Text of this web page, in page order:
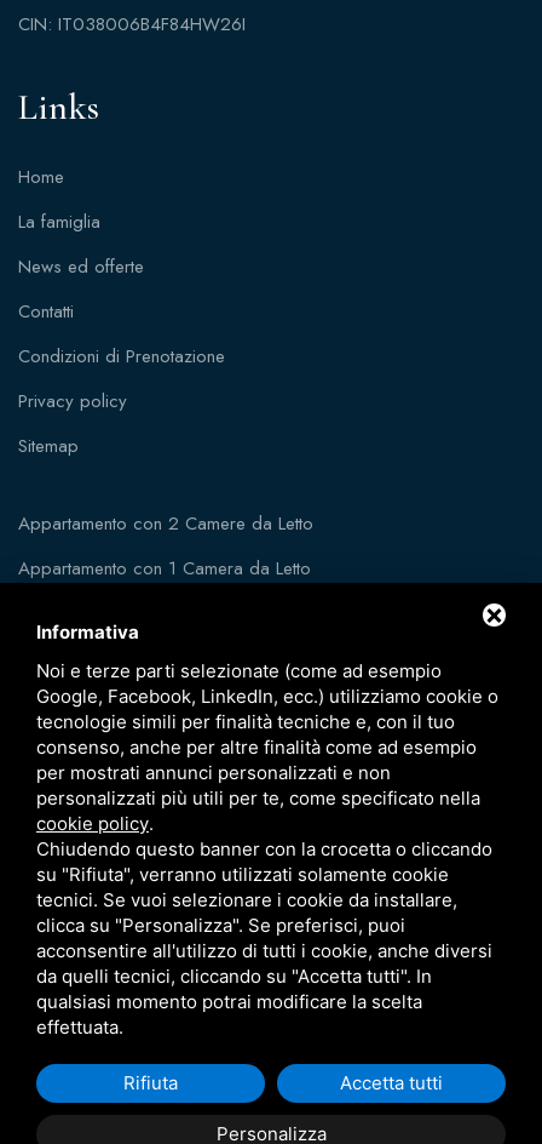
mail info@bebportogaribaldi.it
CIN: IT038006B4F84HW26I
Links
Home
La famiglia
News ed offerte
Contatti
Condizioni di Prenotazione
Privacy policy
Sitemap
Appartamento con 2 Camere da Letto
Appartamento con 1 Camera da Letto
Questo sito è protetto da Google reCAPTCHA v3,Privacy
Policye Terms of Servicedi Google.
Informativa
Noi e terze parti selezionate (come ad esempio
Google, Facebook, LinkedIn, ecc.) utilizziamo cookie o
tecnologie simili per finalità tecniche e, con il tuo
consenso, anche per altre finalità come ad esempio
per mostrati annunci personalizzati e non
personalizzati più utili per te, come specificato nella
cookie policy.
Chiudendo questo banner con la crocetta o cliccando
su "Rifiuta", verranno utilizzati solamente cookie
tecnici. Se vuoi selezionare i cookie da installare,
clicca su "Personalizza". Se preferisci, puoi
acconsentire all'utilizzo di tutti i cookie, anche diversi
da quelli tecnici, cliccando su "Accetta tutti". In
qualsiasi momento potrai modificare la scelta
effettuata.
Personalizza
Rifiuta Accetta tutti